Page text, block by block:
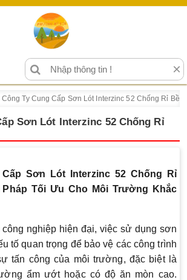
×
Công Ty Cung Cấp Sơn Lót Interzinc 52 Chống Rỉ Bền
Sơn Lót Interzinc 52 Chống Rỉ
Sơn Lót Interzinc 52 Chống Rỉ
Pháp Tối Ưu Cho Môi Trường Khắc
công nghiệp hiện đại, việc sử dụng sơn
tố quan trọng để bảo vệ các công trình
tấn công của môi trường, đặc biệt là
ẩm ướt hoặc có độ ăn mòn cao.